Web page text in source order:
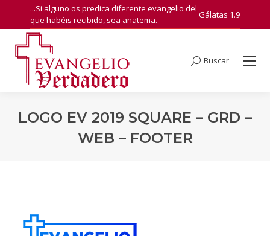
...Si alguno os predica diferente evangelio del
que habéis recibido, sea anatema.
Gálatas 1.9
Search:
Buscar
LOGO EV 2019 SQUARE – GRD –
WEB – FOOTER